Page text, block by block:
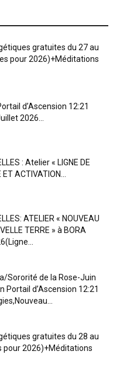
gratuites du 27 au
pour 2026)+Méditations
d’Ascension 12:21
2026...
: Atelier « LIGNE DE
ACTIVATION...
ATELIER « NOUVEAU
TERRE » à BORA
Sororité de la Rose-Juin
Portail d’Ascension 12:21
gratuites du 28 au
pour 2026)+Méditations